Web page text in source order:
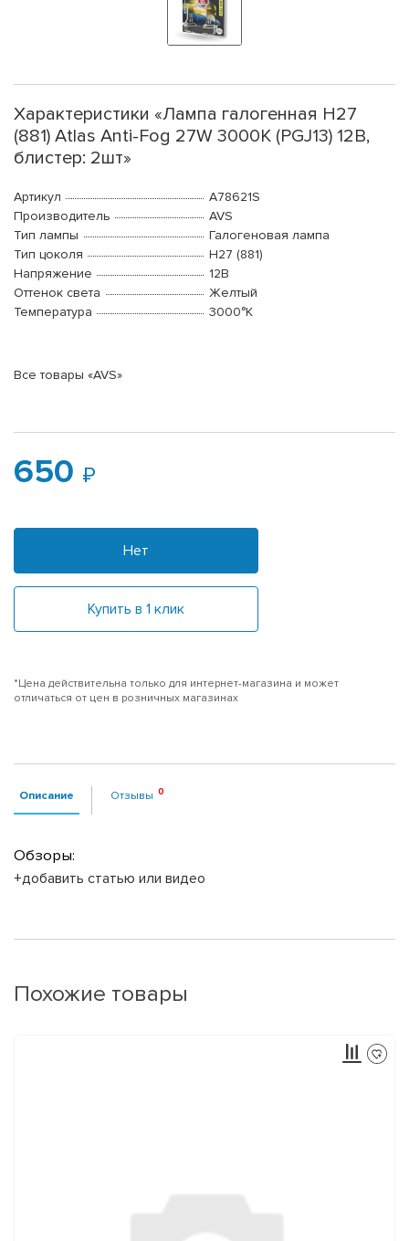
Характеристики «Лампа галогенная H27
(881) Atlas Anti-Fog 27W 3000K (PGJ13) 12В,
блистер: 2шт»
Артикул
A78621S
Производитель
AVS
Тип лампы
Галогеновая лампа
Тип цоколя
H27 (881)
Напряжение
12В
Оттенок света
Желтый
Температура
3000°K
Все товары «AVS»
650
Нет
Купить в 1 клик
*Цена действительна только для интернет-магазина и может
отличаться от цен в розничных магазинах
Описание Отзывы
Обзоры:
+добавить статью или видео
Похожие товары